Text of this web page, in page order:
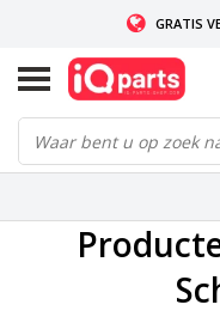
GRATIS
INDIEN VOORRADIG: